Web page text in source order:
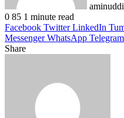
0 85 1 minute read
Facebook Twitter LinkedIn
Messenger WhatsApp Telegram
Share